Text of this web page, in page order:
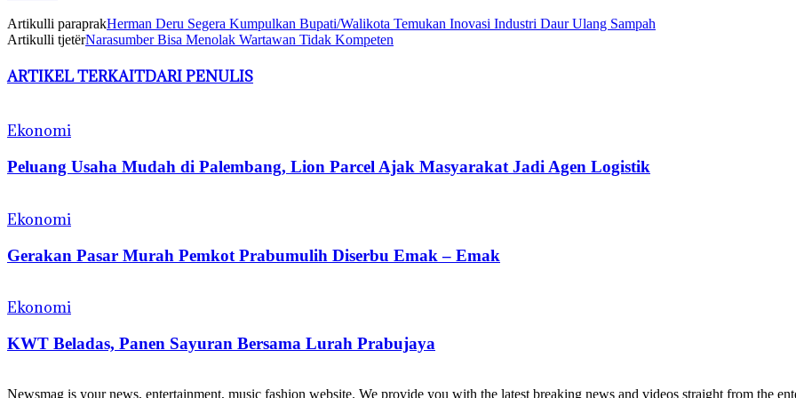
Artikulli paraprakHerman Deru Segera Kumpulkan Bupati/Walikota Temukan Inovasi Industri Daur Ulang Sampah
Artikulli tjetërNarasumber Bisa Menolak Wartawan Tidak Kompeten
ARTIKEL TERKAITDARI PENULIS
Ekonomi
Peluang Usaha Mudah di Palembang, Lion Parcel Ajak Masyarakat Jadi Agen Logistik
Ekonomi
Gerakan Pasar Murah Pemkot Prabumulih Diserbu Emak – Emak
Ekonomi
KWT Beladas, Panen Sayuran Bersama Lurah Prabujaya
Newsmag is your news, entertainment, music fashion website. We provide you with the latest breaking news and videos straight from the